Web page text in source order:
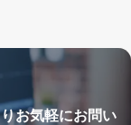
お気軽にお問い